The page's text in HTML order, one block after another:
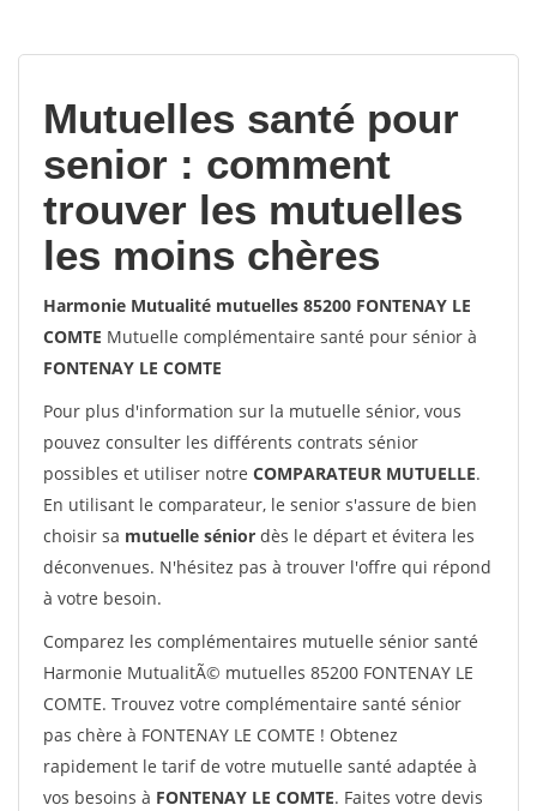
Mutuelles santé pour
senior : comment
trouver les mutuelles
les moins chères
Harmonie Mutualité mutuelles 85200 FONTENAY LE
COMTE Mutuelle complémentaire santé pour sénior à
FONTENAY LE COMTE
Pour plus d'information sur la mutuelle sénior, vous
pouvez consulter les différents contrats sénior
possibles et utiliser notre COMPARATEUR MUTUELLE.
En utilisant le comparateur, le senior s'assure de bien
choisir sa mutuelle sénior dès le départ et évitera les
déconvenues. N'hésitez pas à trouver l'offre qui répond
à votre besoin.
Comparez les complémentaires mutuelle sénior santé
Harmonie MutualitÃ© mutuelles 85200 FONTENAY LE
COMTE. Trouvez votre complémentaire santé sénior
pas chère à FONTENAY LE COMTE ! Obtenez
rapidement le tarif de votre mutuelle santé adaptée à
vos besoins à FONTENAY LE COMTE. Faites votre devis